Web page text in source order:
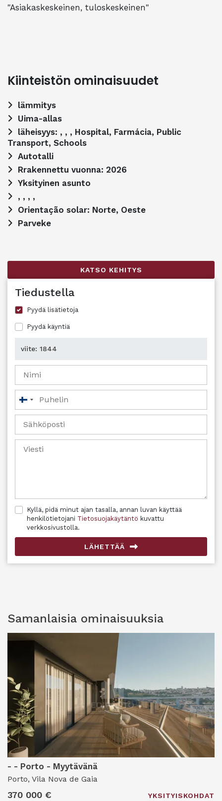
"Asiakaskeskeinen, tuloskeskeinen"
Kiinteistön ominaisuudet
lämmitys
Uima-allas
Transport, Schools
Autotalli
Rrakennettu vuonna: 2026
Yksityinen asunto
, , , ,
Orientação solar: Norte, Oeste
Parveke
KATSO KEHITYS
Tiedustella
Pyydä lisätietoja
Pyydä käyntiä
Suomi
+358
Kyllä, pidä minut ajan tasalla, annan luvan käyttää
henkilötietojani Tietosuojakäytäntö kuvattu
verkkosivustolla.
LÄHETTÄÄ
Samanlaisia ​​ominaisuuksia
- - Porto - Myytävänä
Porto, Vila Nova de Gaia
370 000 € YKSITYISKOHDAT